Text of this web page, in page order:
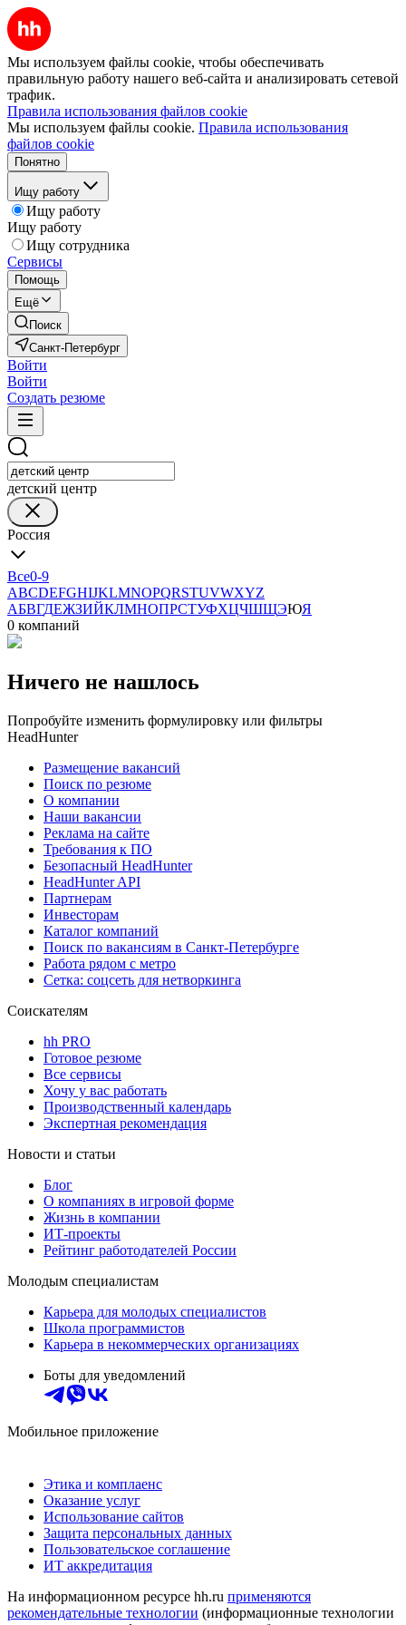
Мы используем файлы cookie, чтобы обеспечивать
правильную работу нашего веб-сайта и анализировать сетевой
трафик.
Правила использования файлов cookie
Мы используем файлы cookie. Правила использования
файлов cookie
Понятно
Ищу работу
Ищу работу
Ищу работу
Ищу сотрудника
Сервисы
Помощь
Ещё
Поиск
Санкт-Петербург
Войти
Войти
Создать резюме
детский центр
Россия
Все0-9
ABCDEFGHIJKLMNOPQRSTUVWXYZ
АБВГДЕЖЗИЙКЛМНОПРСТУФХЦЧШЩЭЮЯ
0 компаний
Ничего не нашлось
Попробуйте изменить формулировку или фильтры
HeadHunter
Размещение вакансий
Поиск по резюме
О компании
Наши вакансии
Реклама на сайте
Требования к ПО
Безопасный HeadHunter
HeadHunter API
Партнерам
Инвесторам
Каталог компаний
Поиск по вакансиям в Санкт-Петербурге
Работа рядом с метро
Сетка: соцсеть для нетворкинга
Соискателям
hh PRO
Готовое резюме
Все сервисы
Хочу у вас работать
Производственный календарь
Экспертная рекомендация
Новости и статьи
Блог
О компаниях в игровой форме
Жизнь в компании
ИТ-проекты
Рейтинг работодателей России
Молодым специалистам
Карьера для молодых специалистов
Школа программистов
Карьера в некоммерческих организациях
Боты для уведомлений
Мобильное приложение
Этика и комплаенс
Оказание услуг
Использование сайтов
Защита персональных данных
Пользовательское соглашение
ИТ аккредитация
На информационном ресурсе hh.ru применяются
рекомендательные технологии (информационные технологии